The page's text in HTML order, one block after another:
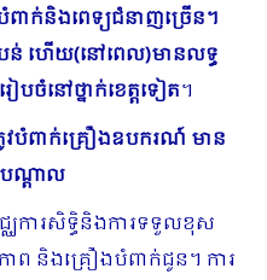
ាក់និងពេទ្យជំនាញច្រើន។
បន់ ហើយ(នៅពេល)មានលទ្ធ
បចំនៅថ្នាក់ខេត្ត​ទៀត។
បំពាក់គ្រឿងឧបករណ៍ មាន
បណ្តាល
ឈការសិទ្ធិនិងការទទួលខុស
ថភាព និងគ្រឿងបំពាក់​ជូន។ ការ